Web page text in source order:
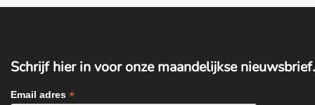
Schrijf hier in voor onze maandelijkse nieuwsbrief.
Email adres *